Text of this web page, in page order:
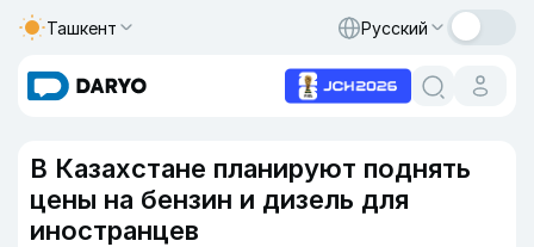
Ташкент Русский
В Казахстане планируют поднять
цены на бензин и дизель для
иностранцев